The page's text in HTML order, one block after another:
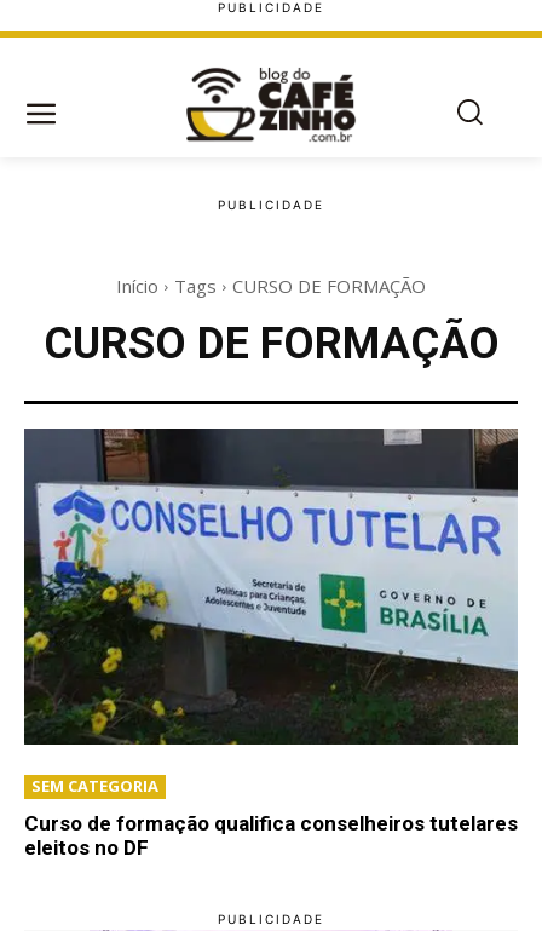
Início Tags CURSO DE FORMAÇÃO
CURSO DE FORMAÇÃO
SEM CATEGORIA
Curso de formação qualifica conselheiros tutelares
eleitos no DF